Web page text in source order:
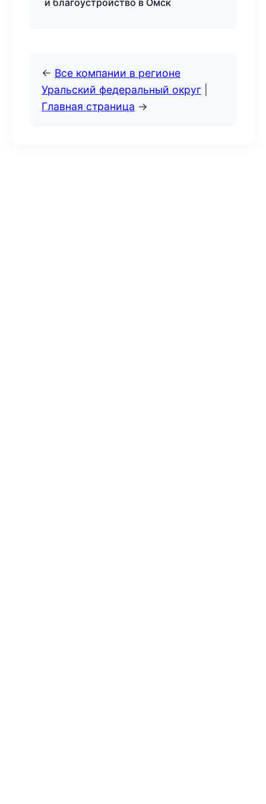
и благоустройство в Омск
← Все компании в регионе
Уральский федеральный округ
Главная страница →